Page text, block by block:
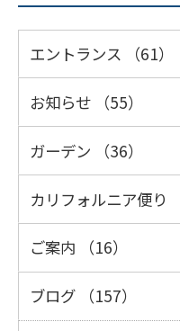
エントランス （61）
お知らせ （55）
ガーデン （36）
カリフォルニア便り
ご案内 （16）
ブログ （157）